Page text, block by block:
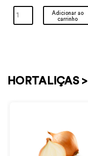
Adicionar ao
carrinho
HORTALIÇAS >